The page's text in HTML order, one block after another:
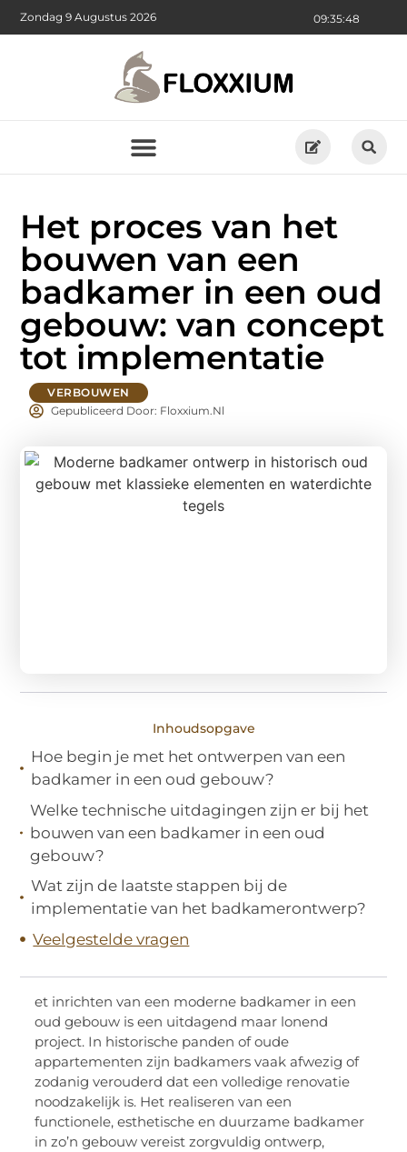
09:35:49
Zondag 9 Augustus 2026
Het proces van het
bouwen van een
badkamer in een oud
gebouw: van concept
tot implementatie
VERBOUWEN
Gepubliceerd Door: Floxxium.nl
Inhoudsopgave
Hoe begin je met het ontwerpen van een
badkamer in een oud gebouw?
Welke technische uitdagingen zijn er bij het
bouwen van een badkamer in een oud
gebouw?
Wat zijn de laatste stappen bij de
implementatie van het badkamerontwerp?
Veelgestelde vragen
et inrichten van een moderne badkamer in een
oud gebouw is een uitdagend maar lonend
project. In historische panden of oude
appartementen zijn badkamers vaak afwezig of
zodanig verouderd dat een volledige renovatie
noodzakelijk is. Het realiseren van een
functionele, esthetische en duurzame badkamer
in zo’n gebouw vereist zorgvuldig ontwerp,